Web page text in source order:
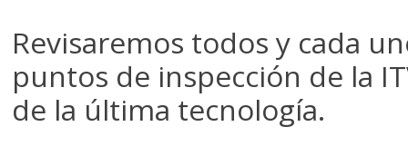
Revisaremos todos y cada
puntos de inspección de la
de la última tecnología.